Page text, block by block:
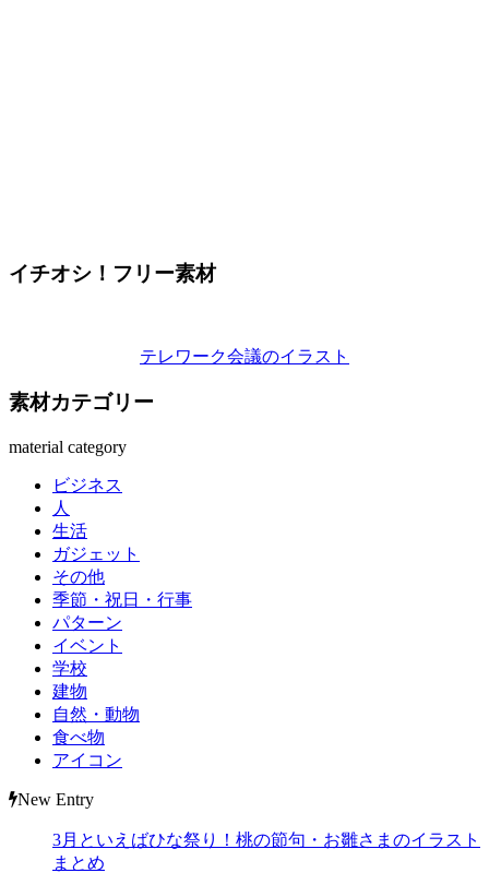
イチオシ！フリー素材
テレワーク会議のイラスト
素材カテゴリー
material category
ビジネス
人
生活
ガジェット
その他
季節・祝日・行事
パターン
イベント
学校
建物
自然・動物
食べ物
アイコン
New Entry
3月といえばひな祭り！桃の節句・お雛さまのイラスト
まとめ